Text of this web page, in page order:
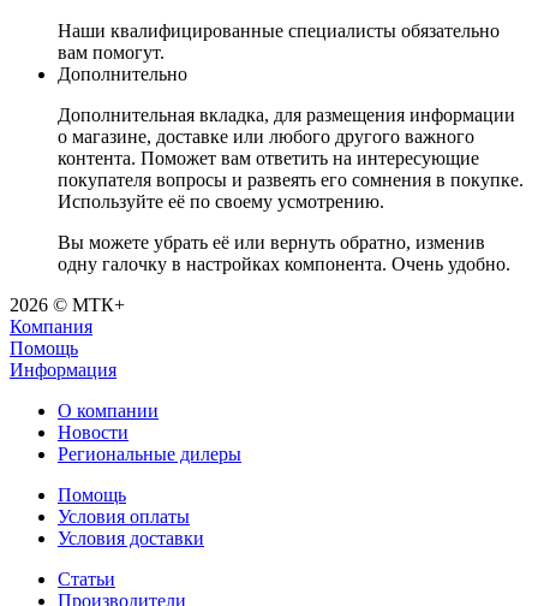
Наши квалифицированные специалисты обязательно
вам помогут.
Дополнительно
Дополнительная вкладка, для размещения информации
о магазине, доставке или любого другого важного
контента. Поможет вам ответить на интересующие
покупателя вопросы и развеять его сомнения в покупке.
Используйте её по своему усмотрению.
Вы можете убрать её или вернуть обратно, изменив
одну галочку в настройках компонента. Очень удобно.
2026 © МТК+
Компания
Помощь
Информация
О компании
Новости
Региональные дилеры
Помощь
Условия оплаты
Условия доставки
Статьи
Производители